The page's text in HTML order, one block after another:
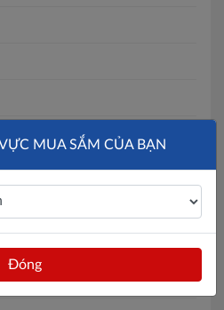
MUA SẮM CỦA BẠN
Đóng